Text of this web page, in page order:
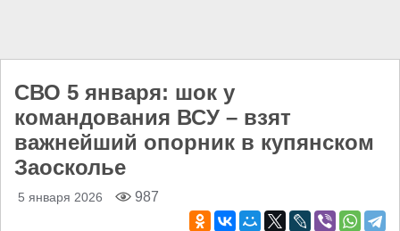
СВО 5 января: шок у
командования ВСУ – взят
важнейший опорник в купянском
Заосколье
5 января 2026 987